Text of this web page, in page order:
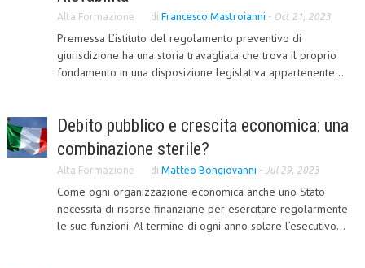
LA RIVISTA
COMITATO EDITORIALE
PEER REVIEW
CODICE ETICO
AUTORI
COLLABORA CON NOI
Alta Formazione di Francesco Mastroianni - Oct 21, 2023
Premessa L’istituto del regolamento preventivo di
giurisdizione ha una storia travagliata che trova il proprio
fondamento in una disposizione legislativa appartenente...
Debito pubblico e crescita economica: una
combinazione sterile?
Alta Formazione di Matteo Bongiovanni - Jul 29, 2023
Come ogni organizzazione economica anche uno Stato
necessita di risorse finanziarie per esercitare regolarmente
le sue funzioni. Al termine di ogni anno solare l’esecutivo...